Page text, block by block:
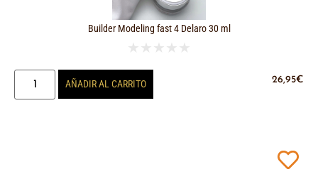
Builder Modeling fast 4 Delaro 30 ml
★ ★ ★ ★ ★
26,95€
AÑADIR AL CARRITO